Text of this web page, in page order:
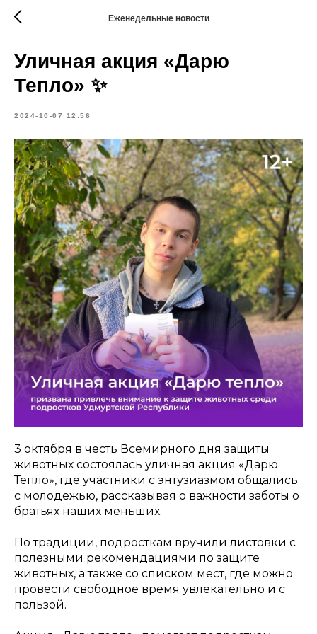
Еженедельные новости
Уличная акция «Дарю
Тепло» ✨
2024-10-07 12:56
3 октября в честь Всемирного дня защиты
животных состоялась уличная акция «Дарю
Тепло», где участники с энтузиазмом общались
с молодежью, рассказывая о важности заботы о
братьях наших меньших.
По традиции, подросткам вручили листовки с
полезными рекомендациями по защите
животных, а также со списком мест, где можно
провести свободное время увлекательно и с
пользой.